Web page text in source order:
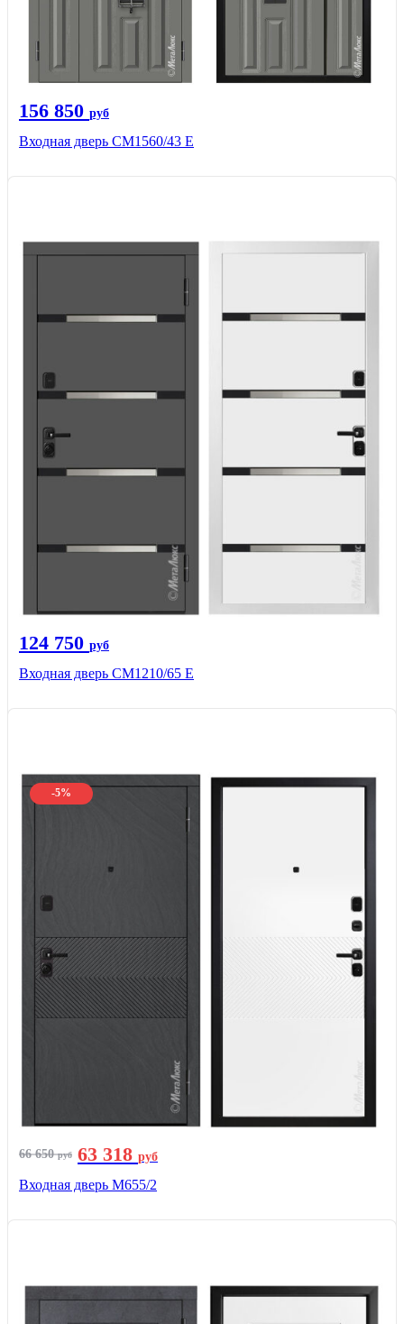
156 850 руб
Входная дверь СМ1560/43 Е
124 750 руб
Входная дверь CМ1210/65 Е
-5%
66 650руб 63 318 руб
Входная дверь М655/2